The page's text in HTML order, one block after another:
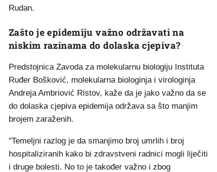
Rudan.
Zašto je epidemiju važno održavati na
niskim razinama do dolaska cjepiva?
Predstojnica Zavoda za molekularnu biologiju Instituta
Ruđer Bošković, molekularna biologinja i virologinja
Andreja Ambriović Ristov, kaže da je jako važno da se
do dolaska cjepiva epidemija održava sa što manjim
brojem zaraženih.
"Temeljni razlog je da smanjimo broj umrlih i broj
hospitaliziranih kako bi zdravstveni radnici mogli liječiti
i druge bolesti. No to je također važno i zbog